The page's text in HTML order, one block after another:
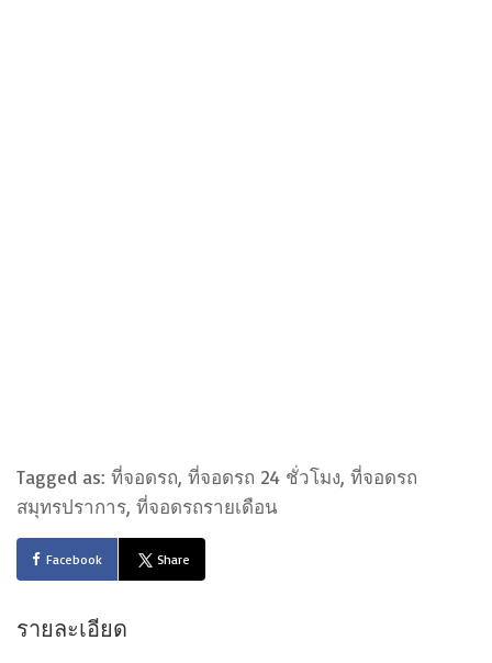
Tagged as: ที่จอดรถ, ที่จอดรถ 24 ชั่วโมง, ที่จอดรถ
สมุทรปราการ, ที่จอดรถรายเดือน
Facebook Share
รายละเอียด